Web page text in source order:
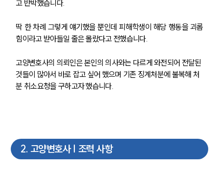
고 반박했습니다.
딱 한 차례 그렇게 얘기했을 뿐인데 피해학생이 해당 행동을 괴롭
힘이라고 받아들일 줄은 몰랐다고 전했습니다.
고양변호사의 의뢰인은 본인의 의사와는 다르게 와전되어 전달된
것들이 많아서 바로 잡고 싶어 했으며 기존 징계처분에 불복해 처
분 취소요청을 구하고자 했습니다.
2. 고양변호사 | 조력 사항